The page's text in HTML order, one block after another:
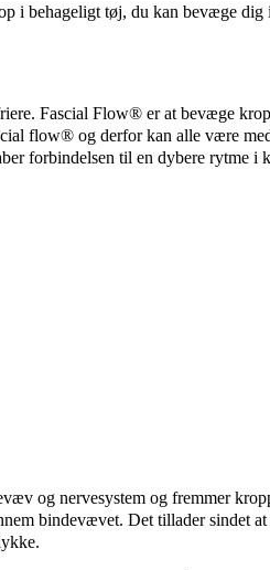
tøj, du kan bevæge dig
Fascial Flow® er at bevæge
flow® og derfor kan alle være
forbindelsen til en dybere rytme i
og nervesystem og fremmer
bindevævet. Det tillader sindet